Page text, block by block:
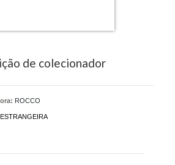
de colecionador
ROCCO